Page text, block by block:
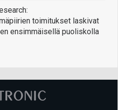
toimitukset laskivat
ensimmäisellä puoliskolla